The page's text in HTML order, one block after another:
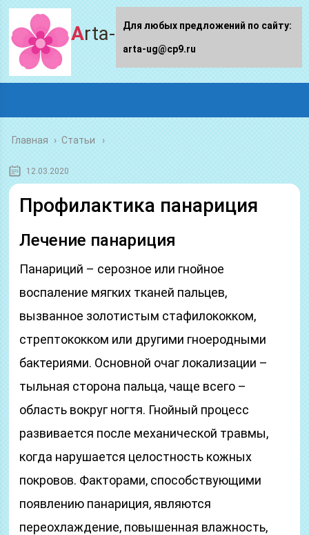
Arta-ug.ru
Главная › Статьи
12.03.2020
Профилактика панариция
Лечение панариция
Панариций – серозное или гнойное
воспаление мягких тканей пальцев,
вызванное золотистым стафилококком,
стрептококком или другими гноеродными
бактериями. Основной очаг локализации –
тыльная сторона пальца, чаще всего –
область вокруг ногтя. Гнойный процесс
развивается после механической травмы,
когда нарушается целостность кожных
покровов. Факторами, способствующими
появлению панариция, являются
переохлаждение, повышенная влажность,
Для любых предложений по сайту:
arta-ug@cp9.ru